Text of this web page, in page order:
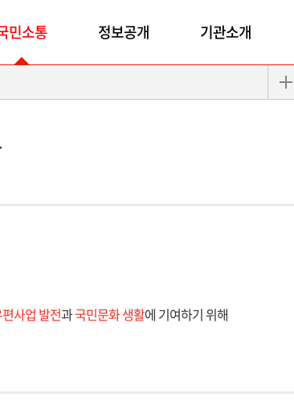
민소통 정보공개 기관소개
사업 발전과국민문화 생활에 기여하기 위해